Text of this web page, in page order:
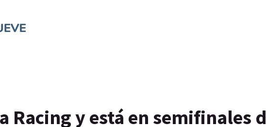
Racing y está en semifinales